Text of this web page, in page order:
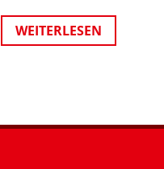
WEITERLESEN